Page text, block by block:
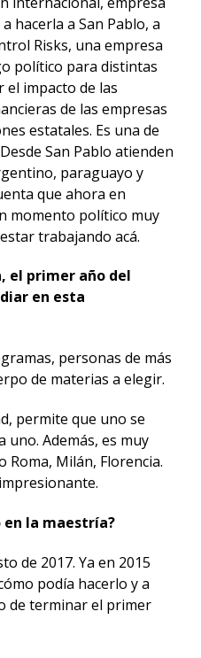
hacerla a San Pablo, a
Risks, una empresa
político para distintas
el impacto de las
de las empresas
estatales. Es una de
San Pablo atienden
paraguayo y
que ahora en
momento político muy
trabajando acá.
el primer año del
en esta
personas de más
de materias a elegir.
permite que uno se
uno. Además, es muy
Roma, Milán, Florencia.
en la maestría?
de 2017. Ya en 2015
podía hacerlo y a
de terminar el primer